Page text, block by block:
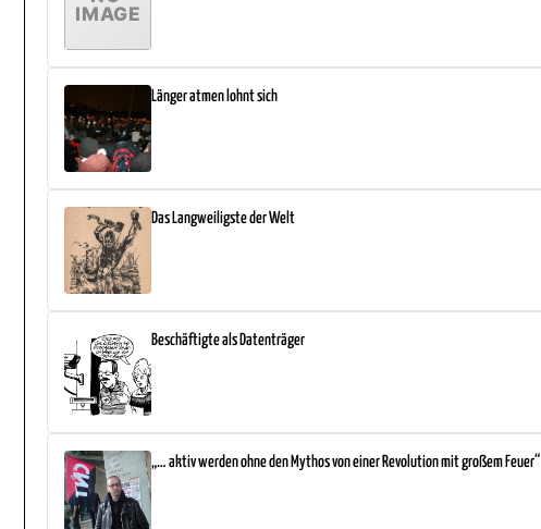
Länger atmen lohnt sich
Das Langweiligste der Welt
Beschäftigte als Datenträger
„… aktiv werden ohne den Mythos von einer Revolution mit großem Feuer“